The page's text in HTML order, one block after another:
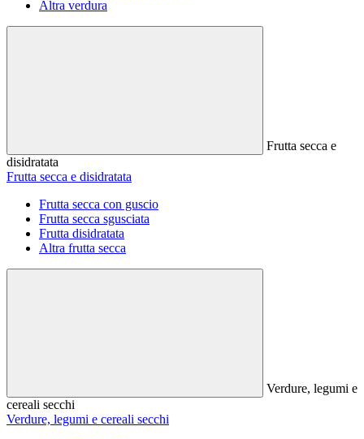
Altra verdura
Frutta secca e
disidratata
Frutta secca e disidratata
Frutta secca con guscio
Frutta secca sgusciata
Frutta disidratata
Altra frutta secca
Verdure, legumi e
cereali secchi
Verdure, legumi e cereali secchi